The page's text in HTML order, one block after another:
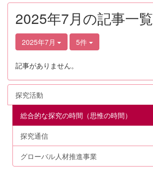
2025年7月の記事一覧
2025年7月 5件
記事がありません。
探究活動
総合的な探究の時間（思惟の時間）
探究通信
グローバル人材推進事業